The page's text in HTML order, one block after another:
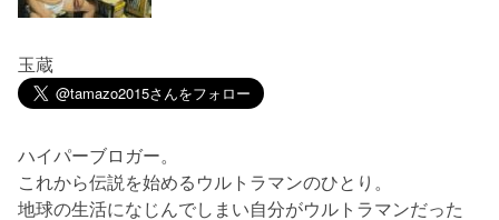
玉蔵
ハイパーブロガー。
これから伝説を始めるウルトラマンのひとり。
地球の生活になじんでしまい自分がウルトラマンだった